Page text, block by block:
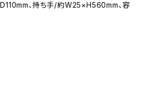
、持ち手/約W25×H560mm、容